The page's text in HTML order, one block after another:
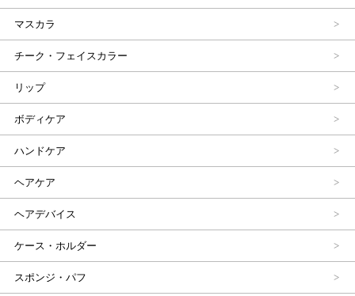
マスカラ
チーク・フェイスカラー
リップ
ボディケア
ハンドケア
ヘアケア
ヘアデバイス
ケース・ホルダー
スポンジ・パフ